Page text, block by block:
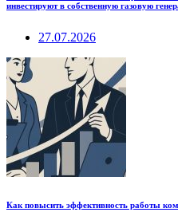
инвестируют в собственную газовую
27.07.2026
Как повысить эффективность работы